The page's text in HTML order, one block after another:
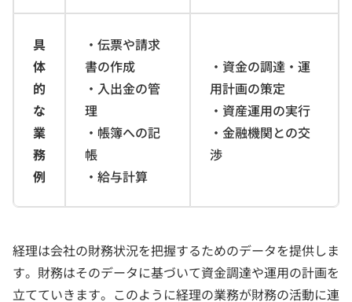
具
体
的
な
業
務
例
・伝票や請求
書の作成
・入出金の管
理
・帳簿への記
帳
・給与計算
・資金の調達・運
用計画の策定
・資産運用の実行
・金融機関との交
渉
経理は会社の財務状況を把握するためのデータを提供しま
す。財務はそのデータに基づいて資金調達や運用の計画を
立てていきます。このように経理の業務が財務の活動に連